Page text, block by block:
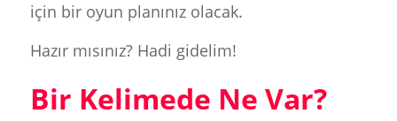
için bir oyun planınız olacak.
Hazır mısınız? Hadi gidelim!
Bir Kelimede Ne Var?